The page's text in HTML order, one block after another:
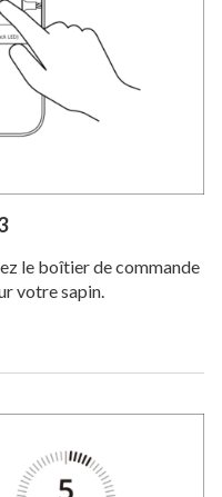
le boîtier de commande
votre sapin.